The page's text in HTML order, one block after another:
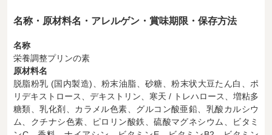
名称・原材料名・アレルゲン・賞味期限・保存方法
名称
栄養調整プリンの素
原材料名
脱脂粉乳 (国内製造)、粉末油脂、砂糖、粉末状大豆たん白、ポ
リデキストロース、デキストリン、寒天 / トレハロース、増粘多
糖類、乳化剤、カラメル色素、グルコン酸亜鉛、乳酸カルシウ
ム、クチナシ色素、ピロリン酸鉄、硫酸マグネシウム、ビタミ